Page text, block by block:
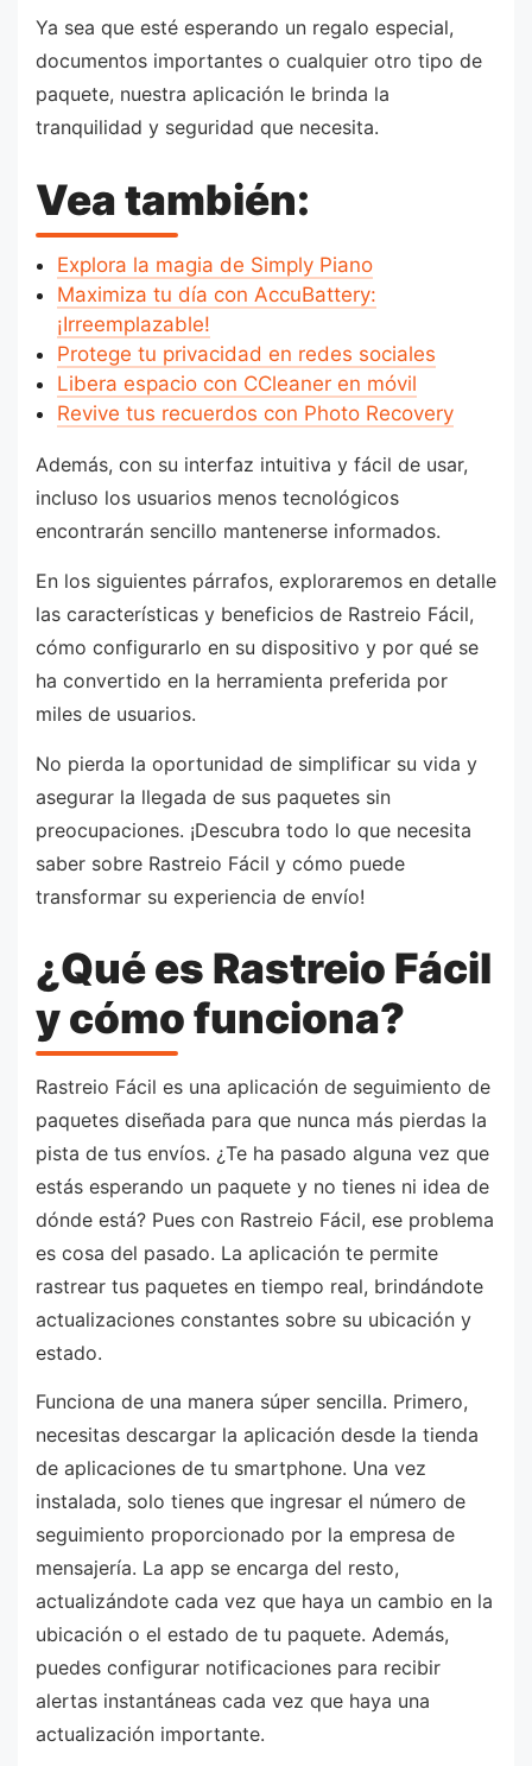
Ya sea que esté esperando un regalo especial,
documentos importantes o cualquier otro tipo de
paquete, nuestra aplicación le brinda la
tranquilidad y seguridad que necesita.
Vea también:
Explora la magia de Simply Piano
Maximiza tu día con AccuBattery:
¡Irreemplazable!
Protege tu privacidad en redes sociales
Libera espacio con CCleaner en móvil
Revive tus recuerdos con Photo Recovery
Además, con su interfaz intuitiva y fácil de usar,
incluso los usuarios menos tecnológicos
encontrarán sencillo mantenerse informados.
En los siguientes párrafos, exploraremos en detalle
las características y beneficios de Rastreio Fácil,
cómo configurarlo en su dispositivo y por qué se
ha convertido en la herramienta preferida por
miles de usuarios.
No pierda la oportunidad de simplificar su vida y
asegurar la llegada de sus paquetes sin
preocupaciones. ¡Descubra todo lo que necesita
saber sobre Rastreio Fácil y cómo puede
transformar su experiencia de envío!
¿Qué es Rastreio Fácil
y cómo funciona?
Rastreio Fácil es una aplicación de seguimiento de
paquetes diseñada para que nunca más pierdas la
pista de tus envíos. ¿Te ha pasado alguna vez que
estás esperando un paquete y no tienes ni idea de
dónde está? Pues con Rastreio Fácil, ese problema
es cosa del pasado. La aplicación te permite
rastrear tus paquetes en tiempo real, brindándote
actualizaciones constantes sobre su ubicación y
estado.
Funciona de una manera súper sencilla. Primero,
necesitas descargar la aplicación desde la tienda
de aplicaciones de tu smartphone. Una vez
instalada, solo tienes que ingresar el número de
seguimiento proporcionado por la empresa de
mensajería. La app se encarga del resto,
actualizándote cada vez que haya un cambio en la
ubicación o el estado de tu paquete. Además,
puedes configurar notificaciones para recibir
alertas instantáneas cada vez que haya una
actualización importante.